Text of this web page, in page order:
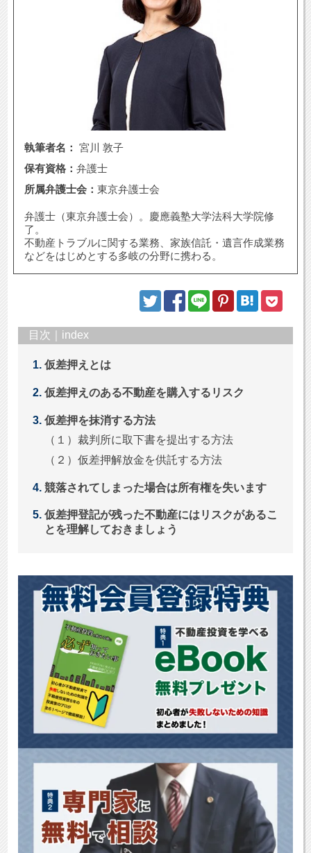
執筆者名： 宮川 敦子
保有資格： 弁護士
所属弁護士会： 東京弁護士会
弁護士（東京弁護士会）。慶應義塾大学法科大学院修
了。
不動産トラブルに関する業務、家族信託・遺言作成業務
などをはじめとする多岐の分野に携わる。
目次｜index
仮差押えとは
仮差押えのある不動産を購入するリスク
仮差押を抹消する方法
（１）裁判所に取下書を提出する方法
（２）仮差押解放金を供託する方法
競落されてしまった場合は所有権を失います
仮差押登記が残った不動産にはリスクがあるこ
とを理解しておきましょう